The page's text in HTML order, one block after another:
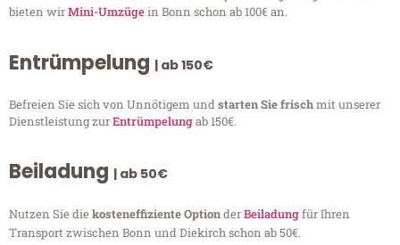
bieten wirMini-Umzügein Bonn schon ab 100€ an.
Entrümpelung | ab 150€
Befreien Sie sich von Unnötigem undstarten Sie frischmit unserer
Dienstleistung zurEntrümpelungab 150€.
Beiladung | ab 50€
Nutzen Sie diekosteneffiziente OptionderBeiladungfür Ihren
Transport zwischen Bonn und Diekirch schon ab 50€.